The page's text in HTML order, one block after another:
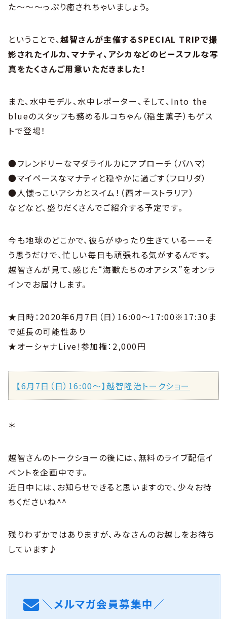
た〜〜〜っぷり癒されちゃいましょう。
ということで、越智さんが主催するSPECIAL TRIPで撮
影されたイルカ、マナティ、アシカなどのピースフルな写
真をたくさんご用意いただきました！
また、水中モデル、水中レポーター、そして、Into the
blueのスタッフも務めるルコちゃん（稲生薫子）もゲス
トで登場！
●フレンドリーなマダライルカにアプローチ（バハマ）
●マイペースなマナティと穏やかに過ごす（フロリダ）
●人懐っこいアシカとスイム！（西オーストラリア）
などなど、盛りだくさんでご紹介する予定です。
今も地球のどこかで、彼らがゆったり生きているーーそ
う思うだけで、忙しい毎日も頑張れる気がするんです。
越智さんが見て、感じた“海獣たちのオアシス”をオンラ
インでお届けします。
★日時：2020年6月7日（日）16:00〜17:00※17:30ま
で延長の可能性あり
★オーシャナLive!参加権：2,000円
【6月7日（日）16:00〜】越智隆治トークショー
＊
越智さんのトークショーの後には、無料のライブ配信イ
ベントを企画中です。
近日中には、お知らせできると思いますので、少々お待
ちくださいね^^
残りわずかではありますが、みなさんのお越しをお待ち
しています♪
＼メルマガ会員募集中／